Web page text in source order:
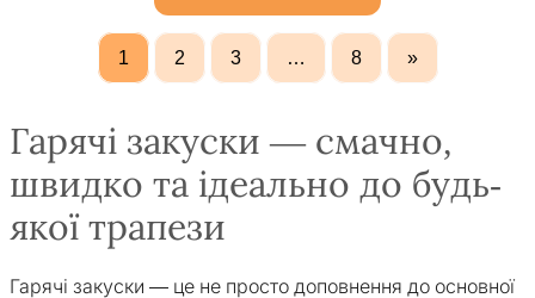
1 2 3 … 8 »
Гарячі закуски — смачно,
швидко та ідеально до будь-
якої трапези
Гарячі закуски — це не просто доповнення до основної